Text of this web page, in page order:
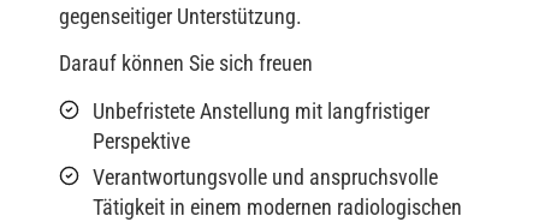
gegenseitiger Unterstützung.
Darauf können Sie sich freuen
Unbefristete Anstellung mit langfristiger
Perspektive
Verantwortungsvolle und anspruchsvolle
Tätigkeit in einem modernen radiologischen